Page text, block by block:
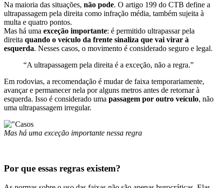
Na maioria das situações, não pode. O artigo 199 do CTB define a
ultrapassagem pela direita como infração média, também sujeita à
multa e quatro pontos.
Mas há uma exceção importante: é permitido ultrapassar pela
direita quando o veículo da frente sinaliza que vai virar à
esquerda. Nesses casos, o movimento é considerado seguro e legal.
“A ultrapassagem pela direita é a exceção, não a regra.”
Em rodovias, a recomendação é mudar de faixa temporariamente,
avançar e permanecer nela por alguns metros antes de retornar à
esquerda. Isso é considerado uma passagem por outro veículo, não
uma ultrapassagem irregular.
Mas há uma exceção importante nessa regra
Por que essas regras existem?